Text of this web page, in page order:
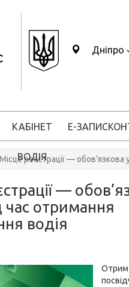
Дніпро
КАБІНЕТ
ВОДІЯ
Е-ЗАПИС
Місце реєстрації —
—
час отримання
водія